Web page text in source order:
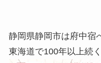
静岡県静岡市は府中宿
東海道で100年以上続